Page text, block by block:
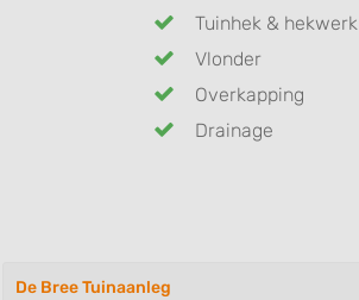
Tuinhek & hekwerk
Vlonder
Overkapping
Drainage
De Bree Tuinaanleg